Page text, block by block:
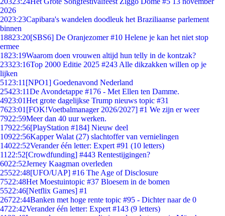
2026
2023:23Capibara's wandelen doodleuk het Braziliaanse parlement
binnen
18823:20[SBS6] De Oranjezomer #10 Helene je kan het niet stop
ermee
1823:19Waarom doen vrouwen altijd hun telly in de kontzak?
23323:16Top 2000 Editie 2025 #243 Alle dikzakken willen op je
lijken
51 23:11 [NPO1] Goedenavond Nederland
25423:11De Avondetappe #176 - Met Ellen ten Damme.
4923:01Het grote dagelijkse Trump nieuws topic #31
7623:01 [FOK!Voetbalmanager 2026/2027] #1 We zijn er weer
7922:59Meer dan 40 uur werken.
17922:56[PlayStation #184] Nieuw deel
10922:56Kapper Walat (27) slachtoffer van vernielingen
14022:52Verander één letter: Expert #91 (10 letters)
11 22:52[Crowdfunding] #443 Rentestijgingen?
6022:52Jerney Kaagman overleden
25522:48[UFO/UAP] #16 The Age of Disclosure
7522:48Het Moestuintopic #37 Bloesem in de bomen
5522:46[Netflix Games] #1
26722:44Banken met hoge rente topic #95 - Dichter naar de 0
4722:42Verander één letter: Expert #143 (9 letters)